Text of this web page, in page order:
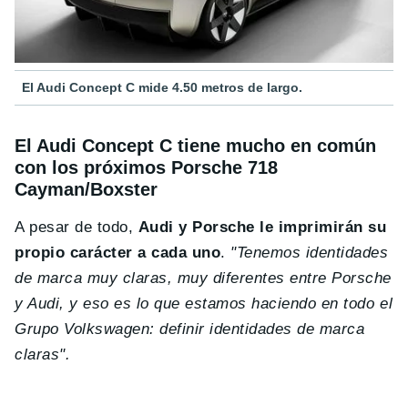
El Audi Concept C mide 4.50 metros de largo.
El Audi Concept C tiene mucho en común
con los próximos Porsche 718
Cayman/Boxster
A pesar de todo, Audi y Porsche le imprimirán su
propio carácter a cada uno. "Tenemos identidades
de marca muy claras, muy diferentes entre Porsche
y Audi, y eso es lo que estamos haciendo en todo el
Grupo Volkswagen: definir identidades de marca
claras".